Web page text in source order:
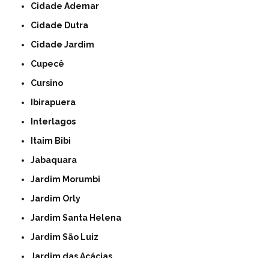
Cidade Ademar
Cidade Dutra
Cidade Jardim
Cupecê
Cursino
Ibirapuera
Interlagos
Itaim Bibi
Jabaquara
Jardim Morumbi
Jardim Orly
Jardim Santa Helena
Jardim São Luiz
Jardim das Acácias